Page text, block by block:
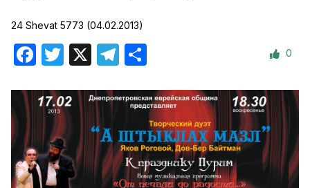
24 Shevat 5773 (04.02.2013)
Facebook
Twitter Telegram 0